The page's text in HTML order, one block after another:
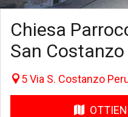
Chiesa
San Costanzo
5 Via S. Costanzo